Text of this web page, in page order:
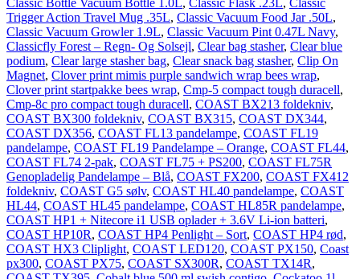
Classic Bottle Vacuum Bottle 1.0L, Classic Flask .23L, Classic
Trigger Action Travel Mug .35L, Classic Vacuum Food Jar .50L,
Classic Vacuum Growler 1.9L, Classic Vacuum Pint 0.47L Navy,
Classicfly Forest – Regn- Og Solsejl, Clear bag stasher, Clear blue
podium, Clear large stasher bag, Clear snack bag stasher, Clip On
Magnet, Clover print mimis purple sandwich wrap bees wrap,
Clover print startpakke bees wrap, Cmp-5 compact tough duracell,
Cmp-8c pro compact tough duracell, COAST BX213 foldekniv,
COAST BX300 foldekniv, COAST BX315, COAST DX344,
COAST DX356, COAST FL13 pandelampe, COAST FL19
pandelampe, COAST FL19 Pandelampe – Orange, COAST FL44,
COAST FL74 2-pak, COAST FL75 + PS200, COAST FL75R
Genopladelig Pandelampe – Blå, COAST FX200, COAST FX412
foldekniv, COAST G5 sølv, COAST HL40 pandelampe, COAST
HL44, COAST HL45 pandelampe, COAST HL85R pandelampe,
COAST HP1 + Nitecore i1 USB oplader + 3.6V Li-ion batteri,
COAST HP10R, COAST HP4 Penlight – Sort, COAST HP4 rød,
COAST HX3 Cliplight, COAST LED120, COAST PX150, Coast
px300, COAST PX75, COAST SX300R, COAST TX14R,